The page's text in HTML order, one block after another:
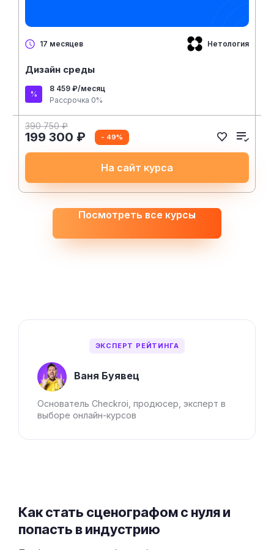
ЭКСПЕРТ РЕЙТИНГА
Ваня Буявец
Основатель Checkroi, продюсер, эксперт в
выборе онлайн-курсов
17 месяцев Нетология
Дизайн среды
8 459 ₽/месяц
Рассрочка 0%
390 750 ₽
199 300 ₽ - 49%
На сайт курса
Посмотреть все курсы
Как стать сценографом с нуля и
попасть в индустрию